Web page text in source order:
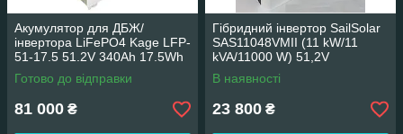
Акумулятор для ДБЖ/
інвертора LiFePO4 Kage LFP-
51-17.5 51.2V 340Ah 17.5Wh
17500Wh (BMS 200)
підлогова
Готово до відправки
81 000 ₴
Гібридний інвертор SailSolar
SAS11048VMII (11 kW/11
kVA/11000 W) 51,2V
В наявності
23 800 ₴